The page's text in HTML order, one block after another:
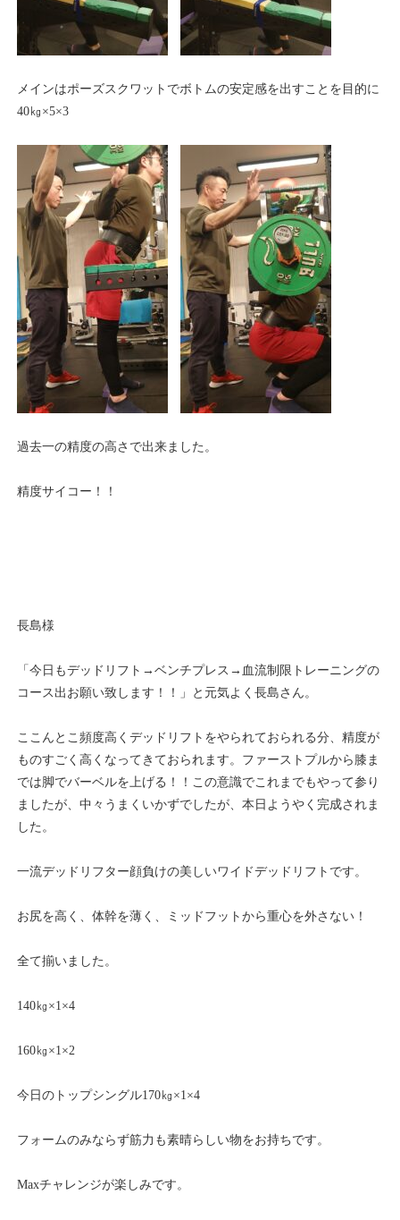
メインはポーズスクワットでボトムの安定感を出すことを目的に
40㎏×5×3
過去一の精度の高さで出来ました。
精度サイコー！！
長島様
「今日もデッドリフト→ベンチプレス→血流制限トレーニングの
コース出お願い致します！！」と元気よく長島さん。
ここんとこ頻度高くデッドリフトをやられておられる分、精度が
ものすごく高くなってきておられます。ファーストプルから膝ま
では脚でバーベルを上げる！！この意識でこれまでもやって参り
ましたが、中々うまくいかずでしたが、本日ようやく完成されま
した。
一流デッドリフター顔負けの美しいワイドデッドリフトです。
お尻を高く、体幹を薄く、ミッドフットから重心を外さない！
全て揃いました。
140㎏×1×4
160㎏×1×2
今日のトップシングル170㎏×1×4
フォームのみならず筋力も素晴らしい物をお持ちです。
Maxチャレンジが楽しみです。